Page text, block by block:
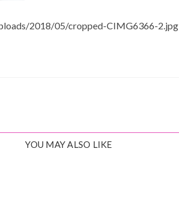
2018/05/cropped-CIMG6366-2.jpg
YOU MAY ALSO LIKE